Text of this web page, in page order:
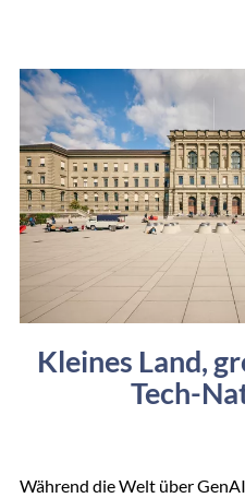
Kleines Land,
Tech-
Während die Welt über